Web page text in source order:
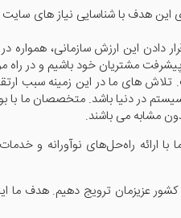
هدف با شناسایی نیاز های
این ارزش سازمانی، همواره
مشتریان خود باشیم و در راه
تلاش های ما در این زمینه سبب
در دنیا باشد. متخصصان ما
مشابه می باشند.
ارائه راه‌حل‌های نوآورانه و
کشور عزیزمان ترویج دهیم. هدف